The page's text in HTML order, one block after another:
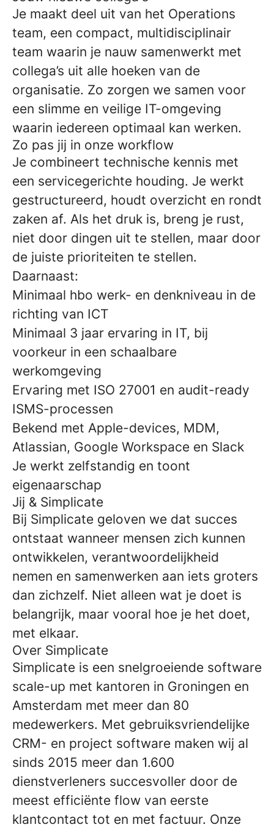
Je maakt deel uit van het Operations
team, een compact, multidisciplinair
team waarin je nauw samenwerkt met
collega’s uit alle hoeken van de
organisatie. Zo zorgen we samen voor
een slimme en veilige IT-omgeving
waarin iedereen optimaal kan werken.
Zo pas jij in onze workflow
Je combineert technische kennis met
een servicegerichte houding. Je werkt
gestructureerd, houdt overzicht en rondt
zaken af. Als het druk is, breng je rust,
niet door dingen uit te stellen, maar door
de juiste prioriteiten te stellen.
Daarnaast:
Minimaal hbo werk- en denkniveau in de
richting van ICT
Minimaal 3 jaar ervaring in IT, bij
voorkeur in een schaalbare
werkomgeving
Ervaring met ISO 27001 en audit-ready
ISMS-processen
Bekend met Apple-devices, MDM,
Atlassian, Google Workspace en Slack
Je werkt zelfstandig en toont
eigenaarschap
Jij & Simplicate
Bij Simplicate geloven we dat succes
ontstaat wanneer mensen zich kunnen
ontwikkelen, verantwoordelijkheid
nemen en samenwerken aan iets groters
dan zichzelf. Niet alleen wat je doet is
belangrijk, maar vooral hoe je het doet,
met elkaar.
Over Simplicate
Simplicate is een snelgroeiende software
scale-up met kantoren in Groningen en
Amsterdam met meer dan 80
medewerkers. Met gebruiksvriendelijke
CRM- en project software maken wij al
sinds 2015 meer dan 1.600
dienstverleners succesvoller door de
meest efficiënte flow van eerste
klantcontact tot en met factuur. Onze